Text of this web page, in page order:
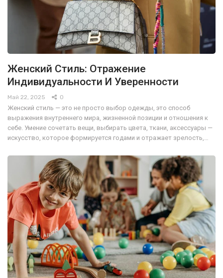
Женский Стиль: Отражение
Индивидуальности И Уверенности
Май 22, 2025 0
Женский стиль — это не просто выбор одежды, это способ
выражения внутреннего мира, жизненной позиции и отношения к
себе. Умение сочетать вещи, выбирать цвета, ткани, аксессуары —
искусство, которое формируется годами и отражает зрелость,…